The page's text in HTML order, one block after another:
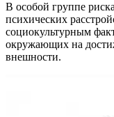
В особой группе
психических
социокультурным
окружающих на
внешности.